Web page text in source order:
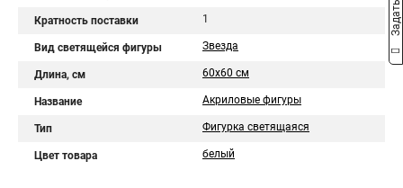
Кратность поставки 1
Вид светящейся фигуры Звезда
Длина, см 60x60 см
Название Акриловые фигуры
Тип Фигурка светящаяся
Цвет товара белый